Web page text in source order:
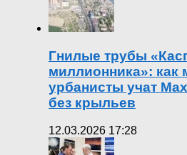
Гнилые трубы
миллионника»: как
урбанисты учат
без крыльев
12.03.2026 17:28